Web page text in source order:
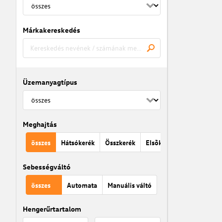
Márkakereskedés
Üzemanyagtípus
Meghajtás
összes Hátsókerék Összkerék Elsõkerék
Sebességváltó
összes Automata Manuális váltó
Hengerűrtartalom